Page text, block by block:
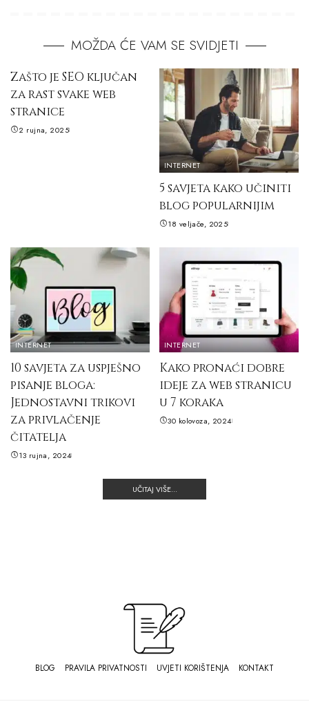
MOŽDA ĆE VAM SE SVIDJETI
Zašto je SEO ključan
za rast svake web
stranice
2 rujna, 2025
INTERNET
5 savjeta kako učiniti
blog popularnijim
18 veljače, 2025
INTERNET
10 savjeta za uspješno
pisanje bloga:
Jednostavni trikovi
za privlačenje
čitatelja
13 rujna, 2024
INTERNET
Kako pronaći dobre
ideje za web stranicu
u 7 koraka
30 kolovoza, 2024
UČITAJ VIŠE...
BLOG PRAVILA PRIVATNOSTI UVJETI KORIŠTENJA KONTAKT